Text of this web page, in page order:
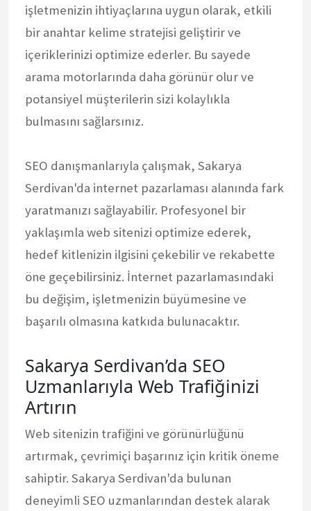
işletmenizin ihtiyaçlarına uygun olarak, etkili
bir anahtar kelime stratejisi geliştirir ve
içeriklerinizi optimize ederler. Bu sayede
arama motorlarında daha görünür olur ve
potansiyel müşterilerin sizi kolaylıkla
bulmasını sağlarsınız.
SEO danışmanlarıyla çalışmak, Sakarya
Serdivan'da internet pazarlaması alanında fark
yaratmanızı sağlayabilir. Profesyonel bir
yaklaşımla web sitenizi optimize ederek,
hedef kitlenizin ilgisini çekebilir ve rekabette
öne geçebilirsiniz. İnternet pazarlamasındaki
bu değişim, işletmenizin büyümesine ve
başarılı olmasına katkıda bulunacaktır.
Sakarya Serdivan’da SEO
Uzmanlarıyla Web Trafiğinizi
Artırın
Web sitenizin trafiğini ve görünürlüğünü
artırmak, çevrimiçi başarınız için kritik öneme
sahiptir. Sakarya Serdivan'da bulunan
deneyimli SEO uzmanlarından destek alarak